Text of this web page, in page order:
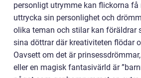
personligt utrymme kan flickorna
uttrycka sin personlighet och
olika teman och stilar kan föräldrar
sina döttrar där kreativiteten flödar
Oavsett om det är
eller en magisk fantasivärld är